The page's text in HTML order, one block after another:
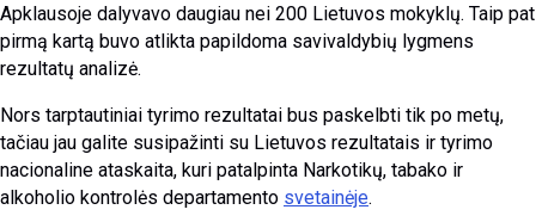
Apklausoje dalyvavo daugiau nei 200 Lietuvos mokyklų. Taip pat
pirmą kartą buvo atlikta papildoma savivaldybių lygmens
rezultatų analizė.
Nors tarptautiniai tyrimo rezultatai bus paskelbti tik po metų,
tačiau jau galite susipažinti su Lietuvos rezultatais ir tyrimo
nacionaline ataskaita, kuri patalpinta Narkotikų, tabako ir
alkoholio kontrolės departamento svetainėje.